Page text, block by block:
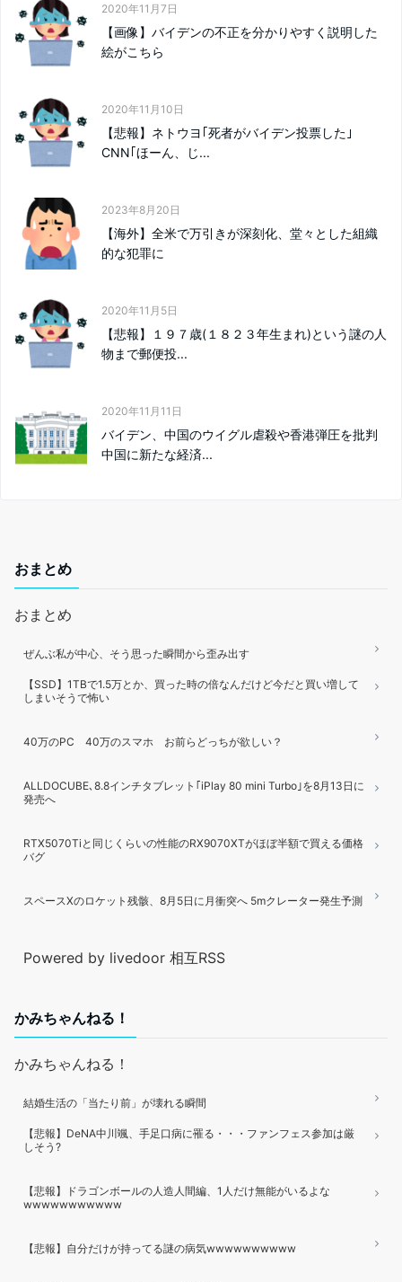
2020年11月7日
【画像】バイデンの不正を分かりやすく説明した
絵がこちら
2020年11月10日
【悲報】ネトウヨ｢死者がバイデン投票した｣
CNN｢ほーん、じ...
2023年8月20日
【海外】全米で万引きが深刻化、堂々とした組織
的な犯罪に
2020年11月5日
【悲報】１９７歳(１８２３年生まれ)という謎の人
物まで郵便投...
2020年11月11日
バイデン、中国のウイグル虐殺や香港弾圧を批判
中国に新たな経済...
おまとめ
おまとめ
ぜんぶ私が中心、そう思った瞬間から歪み出す
【SSD】1TBで1.5万とか、買った時の倍なんだけど今だと買い増して
しまいそうで怖い
40万のPC 40万のスマホ お前らどっちが欲しい？
ALLDOCUBE､8.8インチタブレット｢iPlay 80 mini Turbo｣を8月13日に
発売へ
RTX5070Tiと同じくらいの性能のRX9070XTがほぼ半額で買える価格
バグ
スペースXのロケット残骸、8月5日に月衝突へ 5mクレーター発生予測
Powered by livedoor 相互RSS
かみちゃんねる！
かみちゃんねる！
結婚生活の「当たり前」が壊れる瞬間
【悲報】DeNA中川颯、手足口病に罹る・・・ファンフェス参加は厳
しそう?
【悲報】ドラゴンボールの人造人間編、1人だけ無能がいるよな
wwwwwwwwwww
【悲報】自分だけが持ってる謎の病気wwwwwwwwww